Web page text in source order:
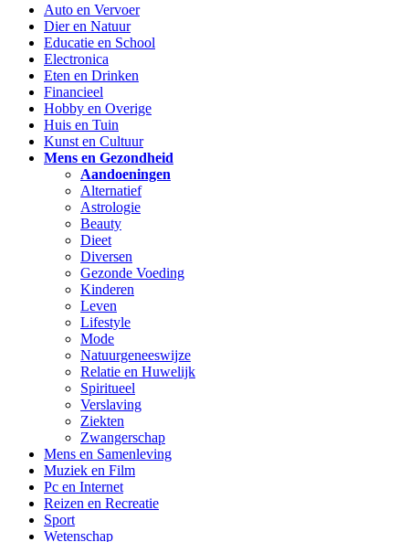
Auto en Vervoer
Dier en Natuur
Educatie en School
Electronica
Eten en Drinken
Financieel
Hobby en Overige
Huis en Tuin
Kunst en Cultuur
Mens en Gezondheid
Aandoeningen
Alternatief
Astrologie
Beauty
Dieet
Diversen
Gezonde Voeding
Kinderen
Leven
Lifestyle
Mode
Natuurgeneeswijze
Relatie en Huwelijk
Spiritueel
Verslaving
Ziekten
Zwangerschap
Mens en Samenleving
Muziek en Film
Pc en Internet
Reizen en Recreatie
Sport
Wetenschap